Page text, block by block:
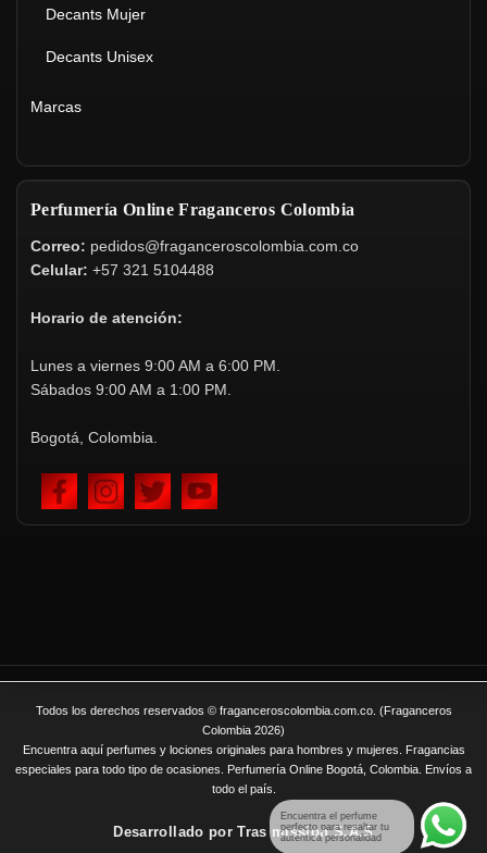
Decants Mujer
Decants Unisex
Marcas
Perfumería Online Fraganceros Colombia
Correo: pedidos@fraganceroscolombia.com.co
Celular: +57 321 5104488
Horario de atención:
Lunes a viernes 9:00 AM a 6:00 PM.
Sábados 9:00 AM a 1:00 PM.
Bogotá, Colombia.
Encuentra el perfume
perfecto para resaltar tu
auténtica personalidad
Todos los derechos reservados © fraganceroscolombia.com.co. (Fraganceros
Colombia 2026)
Encuentra aquí perfumes y lociones originales para hombres y mujeres. Fragancias
especiales para todo tipo de ocasiones. Perfumería Online Bogotá, Colombia. Envíos a
todo el país.
Desarrollado porTras mission S.A.S